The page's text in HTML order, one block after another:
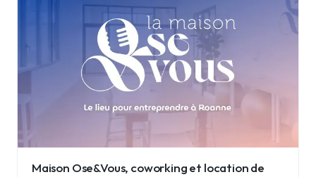
Maison Ose&Vous, coworking et location de